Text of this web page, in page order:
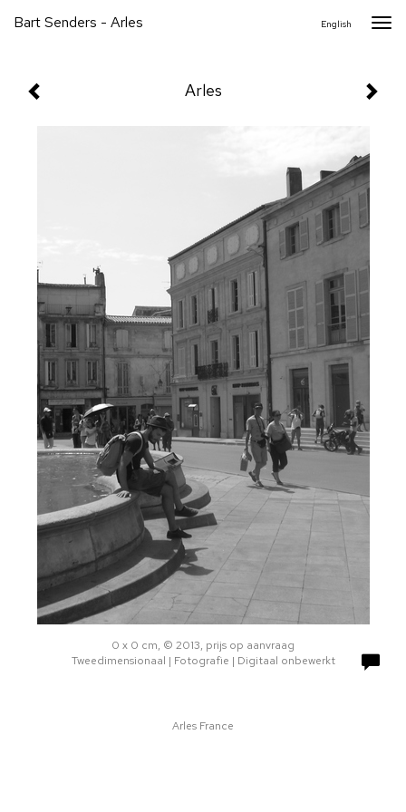
Bart Senders - Arles English
Arles
0 x 0 cm, © 2013, prijs op aanvraag
Tweedimensionaal | Fotografie | Digitaal onbewerkt
Arles France